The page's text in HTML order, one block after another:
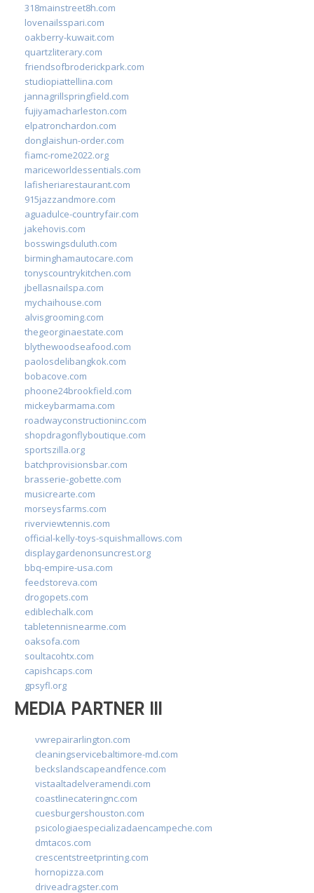
318mainstreet8h.com
lovenailsspari.com
oakberry-kuwait.com
quartzliterary.com
friendsofbroderickpark.com
studiopiattellina.com
jannagrillspringfield.com
fujiyamacharleston.com
elpatronchardon.com
donglaishun-order.com
fiamc-rome2022.org
mariceworldessentials.com
lafisheriarestaurant.com
915jazzandmore.com
aguadulce-countryfair.com
jakehovis.com
bosswingsduluth.com
birminghamautocare.com
tonyscountrykitchen.com
jbellasnailspa.com
mychaihouse.com
alvisgrooming.com
thegeorginaestate.com
blythewoodseafood.com
paolosdelibangkok.com
bobacove.com
phoone24brookfield.com
mickeybarmama.com
roadwayconstructioninc.com
shopdragonflyboutique.com
sportszilla.org
batchprovisionsbar.com
brasserie-gobette.com
musicrearte.com
morseysfarms.com
riverviewtennis.com
official-kelly-toys-squishmallows.com
displaygardenonsuncrest.org
bbq-empire-usa.com
feedstoreva.com
drogopets.com
ediblechalk.com
tabletennisnearme.com
oaksofa.com
soultacohtx.com
capishcaps.com
gpsyfl.org
MEDIA PARTNER III
vwrepairarlington.com
cleaningservicebaltimore-md.com
beckslandscapeandfence.com
vistaaltadelveramendi.com
coastlinecateringnc.com
cuesburgershouston.com
psicologiaespecializadaencampeche.com
dmtacos.com
crescentstreetprinting.com
hornopizza.com
driveadragster.com